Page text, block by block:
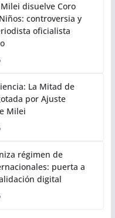
disuelve Coro
controversia y
oficialista
La Mitad de
por Ajuste
Milei
régimen de
puerta a
digital